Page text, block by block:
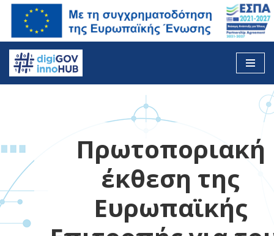
to
content
Πρωτοποριακή
έκθεση της
Ευρωπαϊκής